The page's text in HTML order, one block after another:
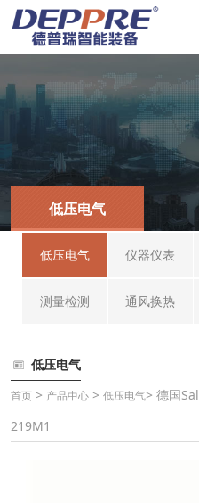
低压电气
低压电气 仪器仪表
测量检测 通风换热
低压电气
首页 > 产品中心 > 低压电气> 德国
219M1